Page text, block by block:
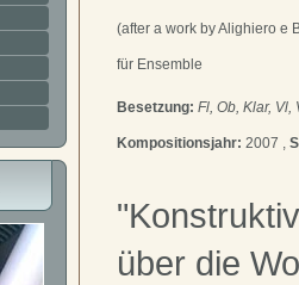
(after a work by Alighiero e
für Ensemble
Besetzung: Fl, Ob, Klar, Vl,
Kompositionsjahr: 2007 ,
über die